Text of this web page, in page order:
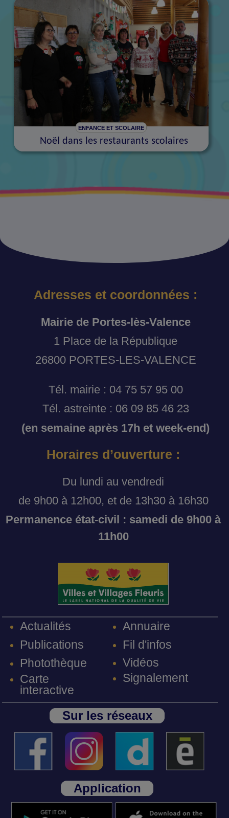
ENFANCE ET SCOLAIRE
Noël dans les restaurants scolaires
Adresses et coordonnées :
Mairie de Portes-lès-Valence
1 Place de la République
26800 PORTES-LES-VALENCE
Tél. mairie : 04 75 57 95 00
Tél. astreinte : 06 09 85 46 23
(en semaine après 17h et week-end)
Horaires d’ouverture :
Du lundi au vendredi
de 9h00 à 12h00, et de 13h30 à 16h30
Permanence état-civil : samedi de 9h00 à
11h00
Actualités
Publications
Photothèque
Carte
interactive
Annuaire
Fil d'infos
Vidéos
Signalement
Sur les réseaux
Application